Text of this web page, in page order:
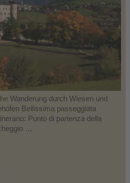
Wanderung durch Wiesen und
Bellissima passeggiata
Punto di partenza della
…